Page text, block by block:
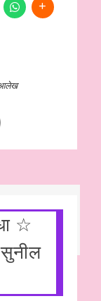
आलेख
☆